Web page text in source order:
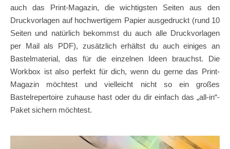
auch das Print-Magazin, die wichtigsten Seiten aus den
Druckvorlagen auf hochwertigem Papier ausgedruckt (rund 10
Seiten und natürlich bekommst du auch alle Druckvorlagen
per Mail als PDF), zusätzlich erhältst du auch einiges an
Bastelmaterial, das für die einzelnen Ideen brauchst. Die
Workbox ist also perfekt für dich, wenn du gerne das Print-
Magazin möchtest und vielleicht nicht so ein großes
Bastelrepertoire zuhause hast oder du dir einfach das „all-in“-
Paket sichern möchtest.